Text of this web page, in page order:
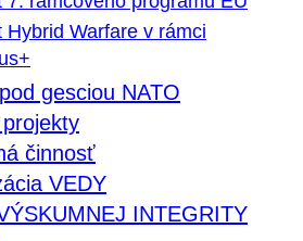
Hybrid Warfare v rámci
gesciou NATO
činnosť
VEDY
INTEGRITY